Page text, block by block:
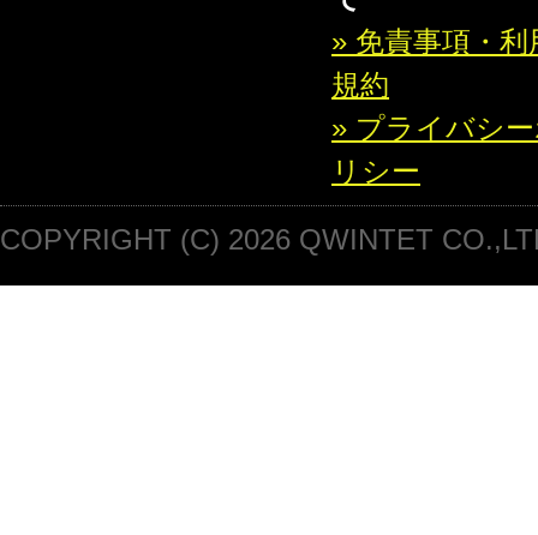
» 免責事項・利
規約
» プライバシ
リシー
COPYRIGHT (C) 2026 QWINTET